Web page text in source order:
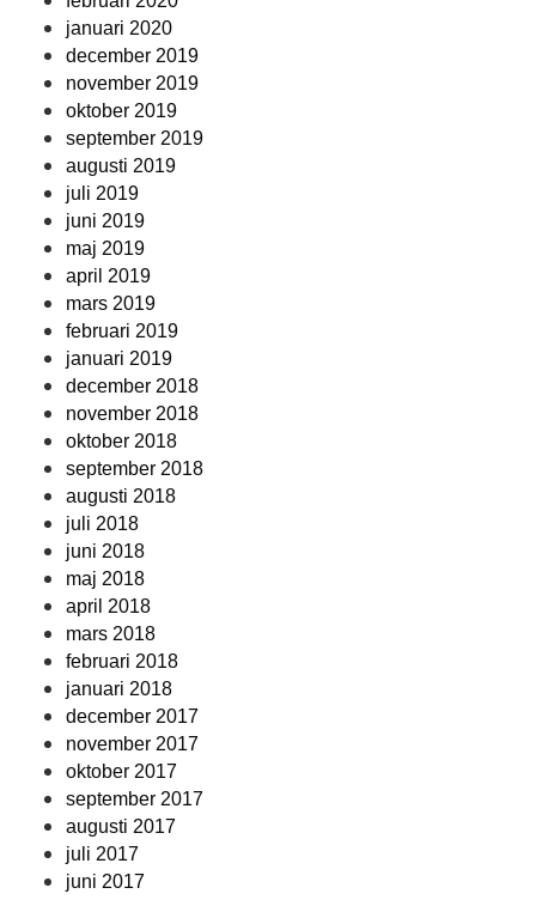
januari 2020
december 2019
november 2019
oktober 2019
september 2019
augusti 2019
juli 2019
juni 2019
maj 2019
april 2019
mars 2019
februari 2019
januari 2019
december 2018
november 2018
oktober 2018
september 2018
augusti 2018
juli 2018
juni 2018
maj 2018
april 2018
mars 2018
februari 2018
januari 2018
december 2017
november 2017
oktober 2017
september 2017
augusti 2017
juli 2017
juni 2017